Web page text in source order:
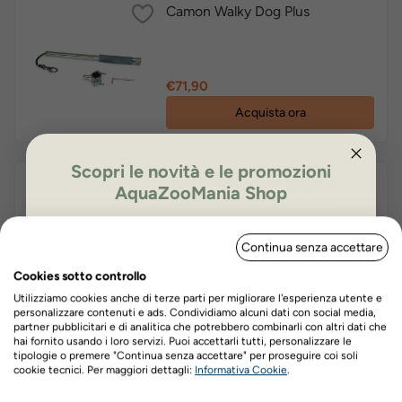
Camon Walky Dog Plus
Prezzo
€71,90
Acquista ora
Camon Walky Grid griglia di
ventilazione per finestrini
ULTIMO PEZZO
-10%
Dog Line Canberra Bag ULTIMO
PEZZO
Continua senza accettare
Cookies sotto controllo
Utilizziamo cookies anche di terze parti per migliorare l'esperienza utente e
personalizzare contenuti e ads. Condividiamo alcuni dati con social media,
partner pubblicitari e di analitica che potrebbero combinarli con altri dati che
hai fornito usando i loro servizi. Puoi accettarli tutti, personalizzare le
tipologie o premere "Continua senza accettare" per proseguire coi soli
cookie tecnici. Per maggiori dettagli: Informativa Cookie
Scopri le novità e le promozioni
AquaZooMania Shop
ISCRIVITI PER OTTENERE IL 5%
DI SCONTO
Nome Cognome